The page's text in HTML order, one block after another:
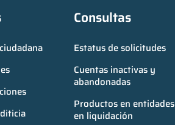
Consultas
Estatus de solicitudes
Cuentas inactivas y
abandonadas
Productos en entidades
en liquidación